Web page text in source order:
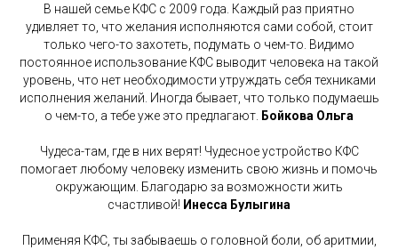
В нашей семье КФС с 2009 года. Каждый раз приятно
удивляет то, что желания исполняются сами собой, стоит
только чего-то захотеть, подумать о чем-то. Видимо
постоянное использование КФС выводит человека на такой
уровень, что нет необходимости утруждать себя техниками
исполнения желаний. Иногда бывает, что только подумаешь
о чем-то, а тебе уже это предлагают. Бойкова Ольга
Чудеса-там, где в них верят! Чудесное устройство КФС
помогает любому человеку изменить свою жизнь и помочь
окружающим. Благодарю за возможности жить
счастливой! Инесса Булыгина
Применяя КФС, ты забываешь о головной боли, об аритмии,